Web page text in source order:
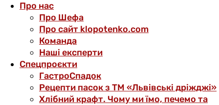
Про нас
Про Шефа
Про сайт klopotenko.com
Команда
Наші експерти
Спецпроєкти
ГастроСпадок
Рецепти пасок з ТМ «Львівські дріжджі»
Хлібний крафт. Чому ми їмо, печемо та